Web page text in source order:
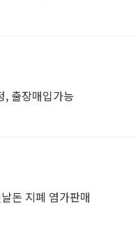
, 출장매입가능
돈 지폐 염가판매